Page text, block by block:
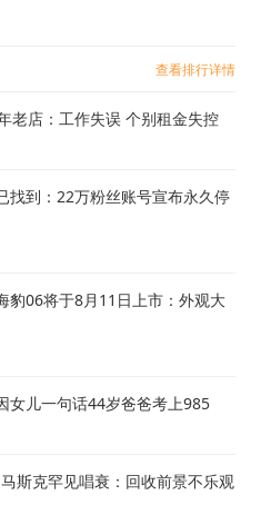
查看排行详情
老店：工作失误 个别租金失控
找到：22万粉丝账号宣布永久停
豹06将于8月11日上市：外观大
女儿一句话44岁爸爸考上985
斯克罕见唱衰：回收前景不乐观